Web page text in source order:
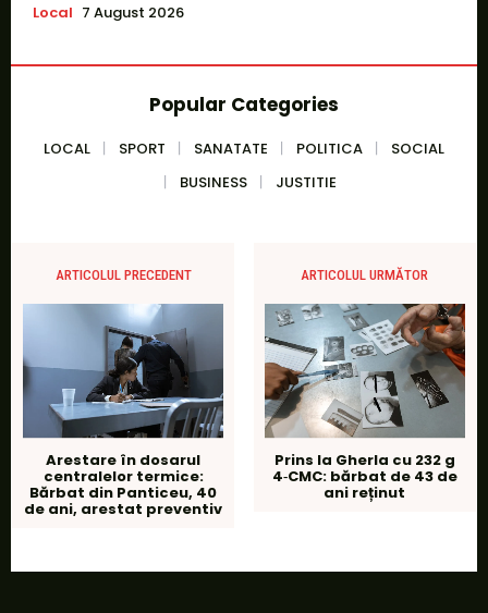
Local 7 August 2026
Popular Categories
LOCAL SPORT SANATATE POLITICA
SOCIAL
BUSINESS
JUSTITIE
ARTICOLUL PRECEDENT
Arestare în dosarul
centralelor termice:
Bărbat din Panticeu, 40
de ani, arestat preventiv
ARTICOLUL URMĂTOR
Prins la Gherla cu 232 g
4‑CMC: bărbat de 43 de
ani reținut